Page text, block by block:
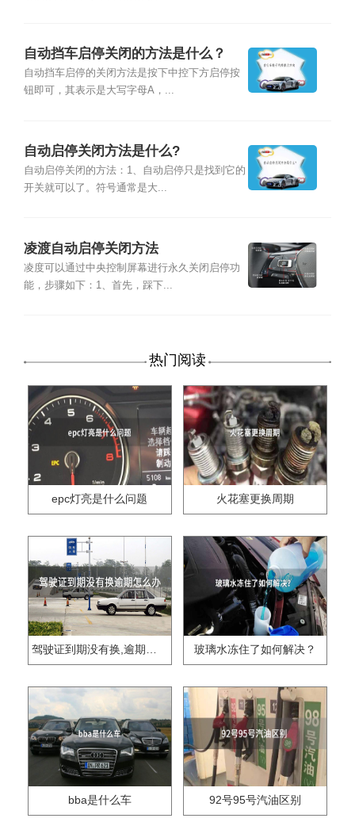
自动挡车启停关闭的方法是什么？
自动挡车启停的关闭方法是按下中控下方启停按
钮即可，其表示是大写字母A，...
自动启停关闭方法是什么?
自动启停关闭的方法：1、自动启停只是找到它的
开关就可以了。符号通常是大...
凌渡自动启停关闭方法
凌度可以通过中央控制屏幕进行永久关闭启停功
能，步骤如下：1、首先，踩下...
热门阅读
epc灯亮是什么问题 火花塞更换周期
驾驶证到期没有换,逾期怎么办?? 玻璃水冻住了如何解决？
bba是什么车 92号95号汽油区别